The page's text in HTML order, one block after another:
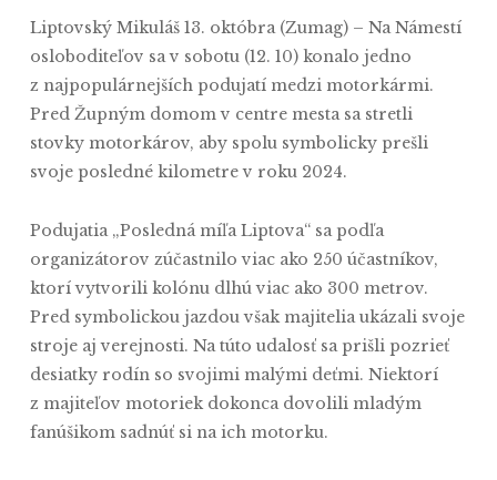
Liptovský Mikuláš 13. októbra (Zumag) – Na Námestí
osloboditeľov sa v sobotu (12. 10) konalo jedno
z najpopulárnejších podujatí medzi motorkármi.
Pred Župným domom v centre mesta sa stretli
stovky motorkárov, aby spolu symbolicky prešli
svoje posledné kilometre v roku 2024.
Podujatia „Posledná míľa Liptova“ sa podľa
organizátorov zúčastnilo viac ako 250 účastníkov,
ktorí vytvorili kolónu dlhú viac ako 300 metrov.
Pred symbolickou jazdou však majitelia ukázali svoje
stroje aj verejnosti. Na túto udalosť sa prišli pozrieť
desiatky rodín so svojimi malými deťmi. Niektorí
z majiteľov motoriek dokonca dovolili mladým
fanúšikom sadnúť si na ich motorku.